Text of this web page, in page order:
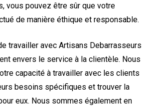
vous pouvez être sûr que votre
de manière éthique et responsable.
travailler avec Artisans Debarrasseurs
envers le service à la clientèle. Nous
capacité à travailler avec les clients
besoins spécifiques et trouver la
eux. Nous sommes également en